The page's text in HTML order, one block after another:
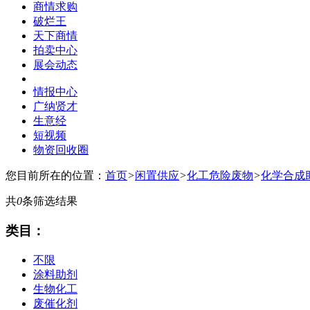
商情求购
破烂王
天下商情
拍卖中心
展会动态
情报中心
广纳贤才
生意经
短视频
物资回收圈
您目前所在的位置： 首页>闲置供应>化工危险废物>化学合成
共0条筛选结果
类目：
不限
涂料助剂
生物化工
废催化剂